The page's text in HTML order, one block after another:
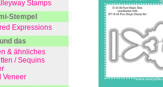
Stamps
Stempel
Expressions
das
& ähnliches
/ Sequins
Veneer